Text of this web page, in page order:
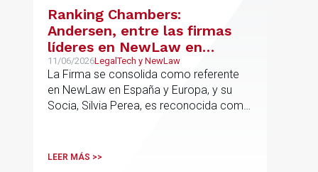
Ranking Chambers:
Andersen, entre las firmas
líderes en NewLaw en
España y Europa
11/06/2026LegalTech y NewLaw
La Firma se consolida como referente
en NewLaw en España y Europa, y su
Socia, Silvia Perea, es reconocida como
LEER MÁS >>